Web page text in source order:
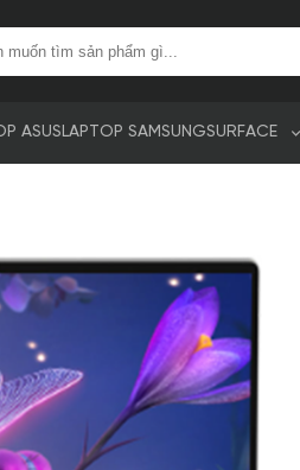
ASUSLAPTOP SAMSUNGSURFACE